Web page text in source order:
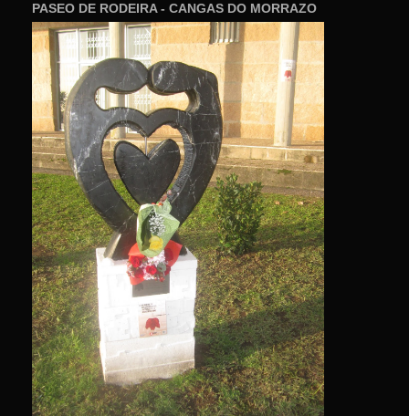
PASEO DE RODEIRA - CANGAS DO MORRAZO